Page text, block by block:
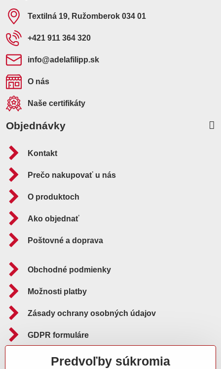
Textilná 19, Ružomberok 034 01
+421 911 364 320
info​@adelafilipp​.sk
O nás
Naše certifikáty
Objednávky
Kontakt
Prečo nakupovať u nás
O produktoch
Ako objednať
Poštovné a doprava
Obchodné podmienky
Možnosti platby
Zásady ochrany osobných údajov
GDPR formuláre
Reklamačný poriadok
Predvoľby súkromia